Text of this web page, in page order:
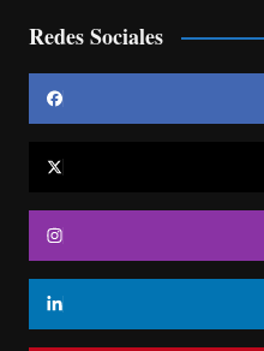
Redes Sociales